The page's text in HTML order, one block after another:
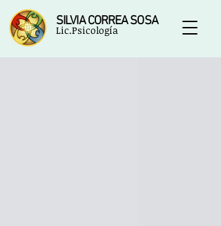
SILVIA CORREA SOSA
Lic.Psicología